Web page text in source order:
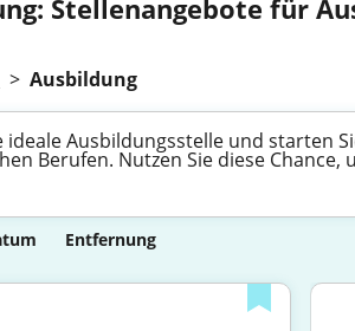
Stellenangebote für
> Ausbildung
ideale Ausbildungsstelle und starten
Berufen. Nutzen Sie diese
Entfernung